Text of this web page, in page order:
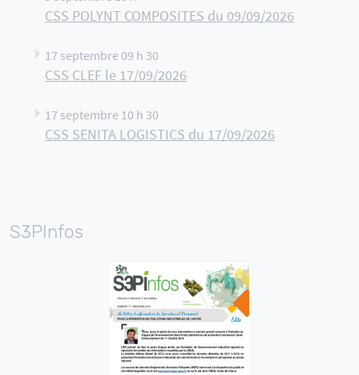
CSS POLYNT COMPOSITES du 09/09/2026
17 septembre 09 h 30
CSS CLEF le 17/09/2026
17 septembre 10 h 30
CSS SENITA LOGISTICS du 17/09/2026
S3PInfos